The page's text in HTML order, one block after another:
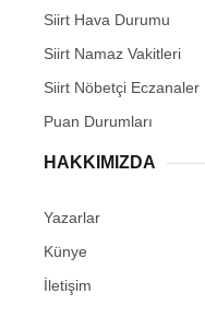
Siirt Hava Durumu
Siirt Namaz Vakitleri
Siirt Nöbetçi Eczanaler
Puan Durumları
HAKKIMIZDA
Yazarlar
Künye
İletişim